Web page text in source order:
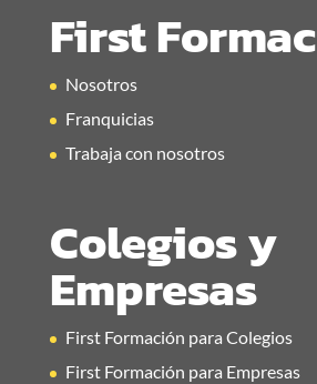
First
Nosotros
Franquicias
Trabaja con nosotros
Colegios y
Empresas
First Formación para Colegios
First Formación para Empresas